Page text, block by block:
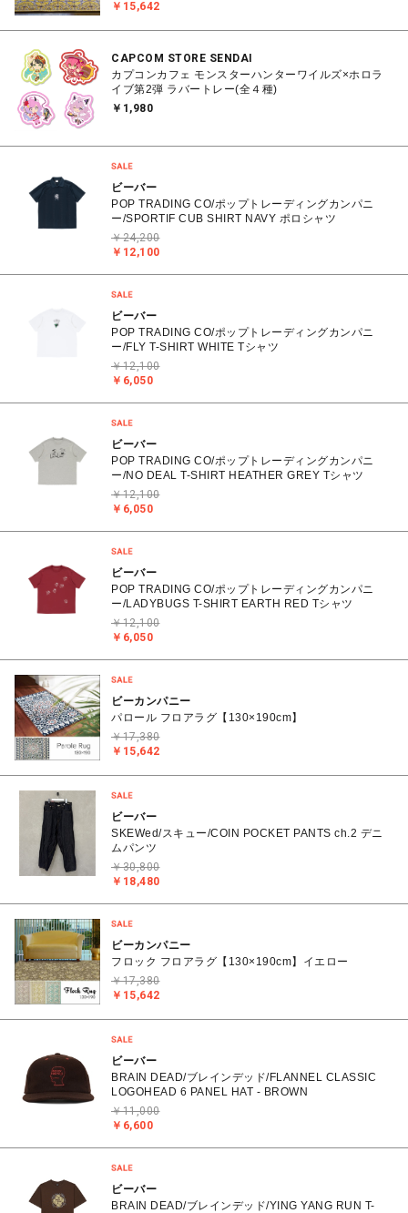
￥15,642
CAPCOM STORE SENDAI
カプコンカフェ モンスターハンターワイルズ×ホロラ
イブ第2弾 ラバートレー(全４種)
￥1,980
ビーバー
POP TRADING CO/ポップトレーディングカンパニ
ー/SPORTIF CUB SHIRT NAVY ポロシャツ
￥12,100
￥24,200
ビーバー
POP TRADING CO/ポップトレーディングカンパニ
ー/FLY T-SHIRT WHITE Tシャツ
￥6,050
￥12,100
ビーバー
POP TRADING CO/ポップトレーディングカンパニ
ー/NO DEAL T-SHIRT HEATHER GREY Tシャツ
￥6,050
￥12,100
ビーバー
POP TRADING CO/ポップトレーディングカンパニ
ー/LADYBUGS T-SHIRT EARTH RED Tシャツ
￥6,050
￥12,100
ビーカンパニー
パロール フロアラグ【130×190cm】
￥15,642
￥17,380
ビーバー
SKEWed/スキュー/COIN POCKET PANTS ch.2 デニ
ムパンツ
￥18,480
￥30,800
ビーカンパニー
フロック フロアラグ【130×190cm】イエロー
￥15,642
￥17,380
ビーバー
BRAIN DEAD/ブレインデッド/FLANNEL CLASSIC
LOGOHEAD 6 PANEL HAT - BROWN
￥6,600
￥11,000
ビーバー
BRAIN DEAD/ブレインデッド/YING YANG RUN T-